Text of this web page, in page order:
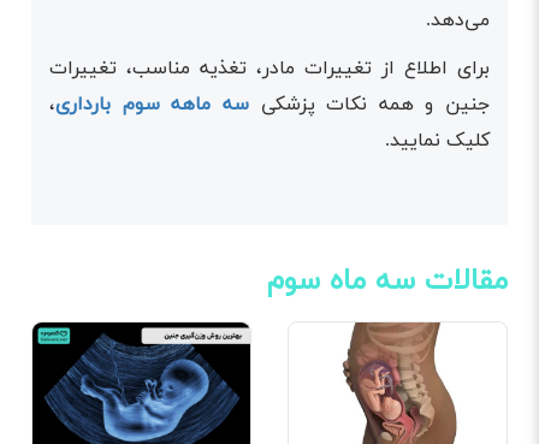
می‌دهد.
برای اطلاع از تغییرات مادر، تغذیه مناسب، تغییرات
جنین و همه نکات پزشکیسه ماهه سوم بارداری،
کلیک نمایید.
مقالات سه ماه سوم